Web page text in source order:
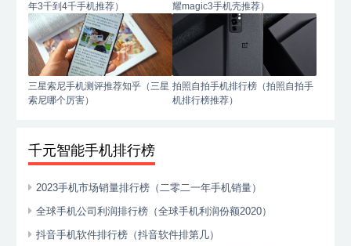
年3千到4千手机推荐）
耀magic3手机壳推荐）
三星索尼手机测评推荐知乎（三星
索尼哪个厉害）
拍照自拍手机排行榜（拍照自拍手
机排行榜推荐）
千元智能手机排行榜
2023手机市场销量排行榜（二零二一年手机销量）
全球手机公司利润排行榜（全球手机利润份额2020）
抖音手机软件排行榜（抖音软件排第几）